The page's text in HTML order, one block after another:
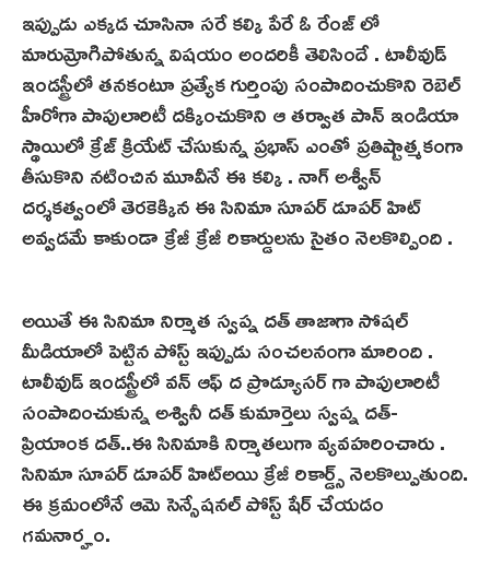
ఇప్పుడు ఎక్కడ చూసినా సరే కల్కి పేరే ఓ రేంజ్ లో
మారుమ్రోగిపోతున్న విషయం అందరికీ తెలిసిందే . టాలీవుడ్
ఇండస్ట్రీలో తనకంటూ ప్రత్యేక గుర్తింపు సంపాదించుకొని రెబెల్
హీరోగా పాపులారిటీ దక్కించుకొని ఆ తర్వాత పాన్ ఇండియా
స్థాయిలో క్రేజ్ క్రియేట్ చేసుకున్న ప్రభాస్ ఎంతో ప్రతిష్టాత్మకంగా
తీసుకొని నటించిన మూవీనే ఈ కల్కి . నాగ్ అశ్వీన్
దర్శకత్వంలో తెరకెక్కిన ఈ సినిమా సూపర్ డూపర్ హిట్
అవ్వడమే కాకుండా క్రేజీ క్రేజీ రికార్డులను సైతం నెలకొల్పింది .
అయితే ఈ సినిమా నిర్మాత స్వప్న దత్ తాజాగా సోషల్
మీడియాలో పెట్టిన పోస్ట్ ఇప్పుడు సంచలనంగా మారింది .
టాలీవుడ్ ఇండస్ట్రీలో వన్ ఆఫ్ ద ప్రొడ్యూసర్ గా పాపులారిటీ
సంపాదించుకున్న అశ్వినీ దత్ కుమార్తెలు స్వప్న దత్-
ప్రియాంక దత్..ఈ సినిమాకి నిర్మాతలుగా వ్యవహరించారు .
సినిమా సూపర్ డూపర్ హిట్అయి క్రేజీ రికార్డ్స్ నెలకొల్పుతుంది.
ఈ క్రమంలోనే ఆమె సెన్సేషనల్ పోస్ట్ షేర్ చేయడం
గమనార్హం.